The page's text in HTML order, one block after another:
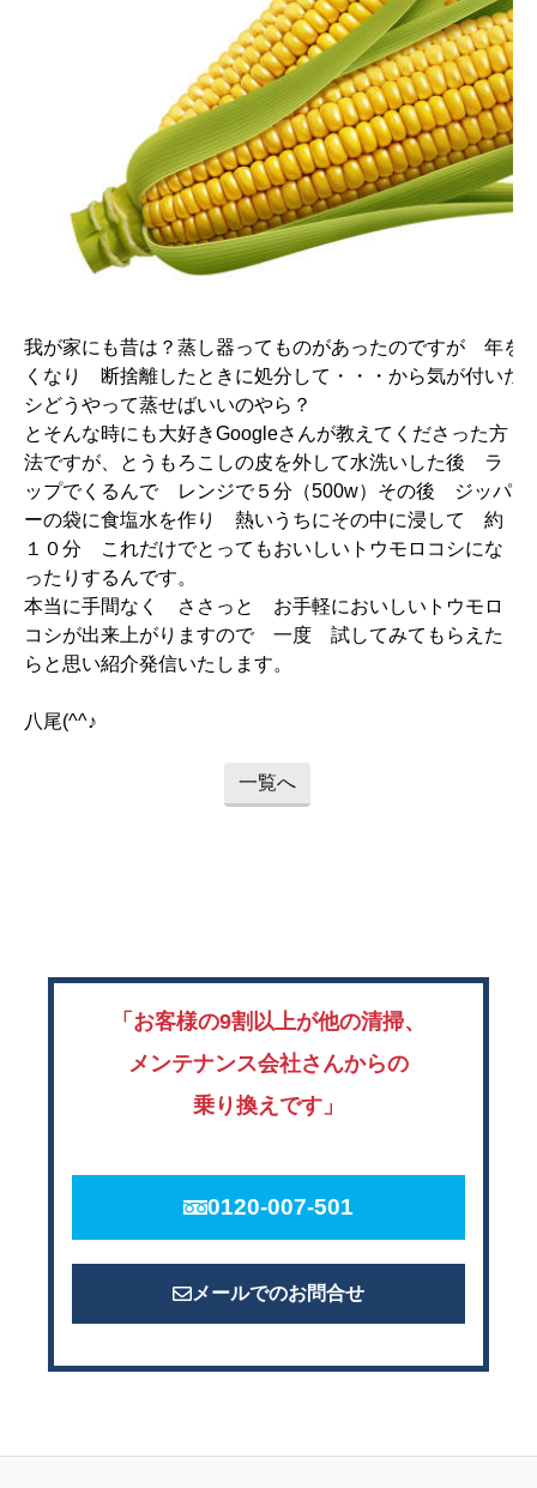
我が家にも昔は？蒸し器ってものがあったのですが 年を
くなり 断捨離したときに処分して・・・から気が付いた
シどうやって蒸せばいいのやら？
とそんな時にも大好きGoogleさんが教えてくださった方
法ですが、とうもろこしの皮を外して水洗いした後 ラ
ップでくるんで レンジで５分（500w）その後 ジッパ
ーの袋に食塩水を作り 熱いうちにその中に浸して 約
１０分 これだけでとってもおいしいトウモロコシにな
ったりするんです。
本当に手間なく ささっと お手軽においしいトウモロ
コシが出来上がりますので 一度 試してみてもらえた
らと思い紹介発信いたします。
八尾(^^♪
一覧へ
「お客様の9割以上が他の清掃、
メンテナンス会社さんからの
乗り換えです」
0120-007-501
メールでのお問合せ